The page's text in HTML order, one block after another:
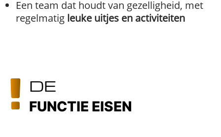
Een team dat houdt van gezelligheid, met
regelmatig leuke uitjes en activiteiten
DE
FUNCTIE EISEN